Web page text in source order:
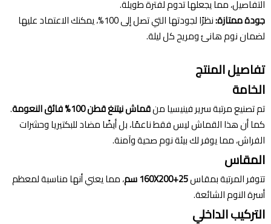
التفاصيل، مما يجعلها تدوم لفترة طويلة.
جودة ممتازة:
نظرًا لجودتها التي تصل إلى 100%، يمكنك الاعتماد عليها
لضمان نوم هانئ ومريح كل ليلة.
تفاصيل المنتج
الخامة
تم تصنيع مرتبة سرير فينيسيا منقماش نيتنغ قطن 100% فائق النعومة
.
كما أن هذا القماش ليس فقط ناعمًا، بل أيضًا مضاد للبكتيريا وحشرات
الفراش، مما يوفر لك بيئة نوم صحية وآمنة.
المقاس
تتوفر المرتبة بمقاس160X200+25 سم
، مما يعني أنها مناسبة لمعظم
أسرة النوم الشائعة.
التركيب الداخلي